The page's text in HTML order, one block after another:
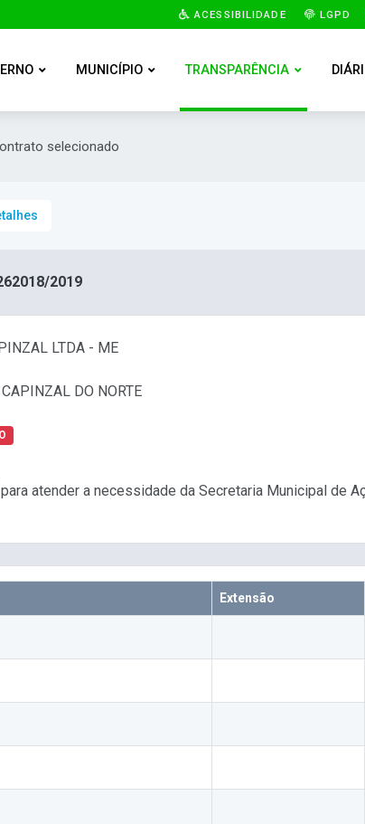
ACESSIBILIDADE LGPD
MUNICÍPIO TRANSPARÊNCIA
selecionado
2019
LTDA - ME
DO NORTE
atender a necessidade da Secretaria Municipal de
Extensão